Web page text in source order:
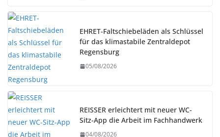
EHRET-Faltschiebeläden als Schlüssel
für das klimastabile Zentraldepot
Regensburg
05/08/2026
REISSER erleichtert mit neuer WC-
Sitz-App die Arbeit im Fachhandwerk
04/08/2026